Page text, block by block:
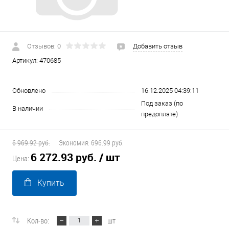
Отзывов: 0
Добавить отзыв
Артикул: 470685
Обновлено 16.12.2025 04:39:11
В наличии
Под заказ (по
предоплате)
6 969.92 руб. Экономия: 696.99 руб.
Цена: 6 272.93 руб. / шт
Купить
Кол-во:
шт